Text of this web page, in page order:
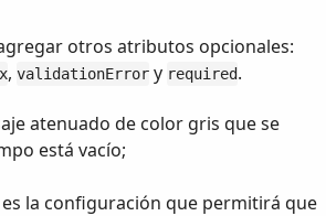
otros atributos opcionales:
, validationError y required.
atenuado de color gris que se
está vacío;
es la configuración que permitirá que